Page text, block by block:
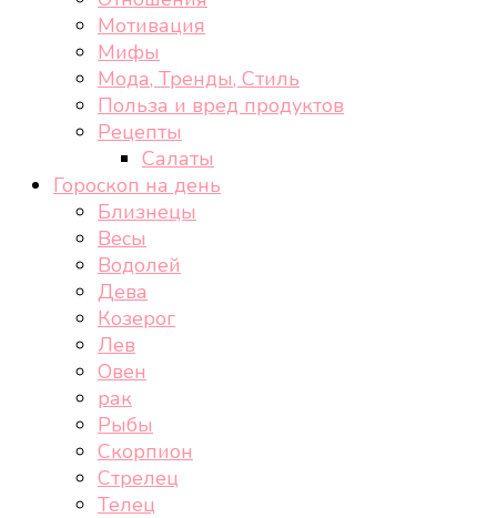
Мотивация
Мифы
Мода, Тренды, Стиль
Польза и вред продуктов
Рецепты
Салаты
Гороскоп на день
Близнецы
Весы
Водолей
Дева
Козерог
Лев
Овен
рак
Рыбы
Скорпион
Стрелец
Телец